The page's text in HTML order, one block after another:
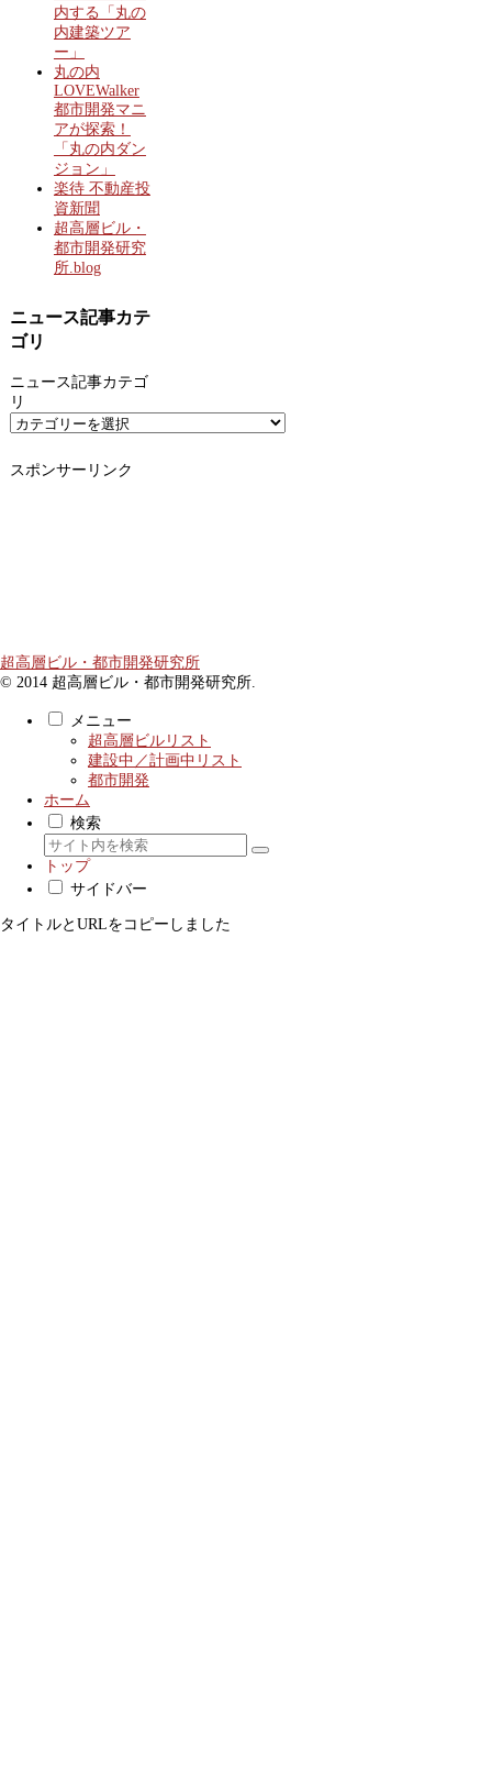
内する「丸の
内建築ツア
ー」
丸の内
LOVEWalker
都市開発マニ
アが探索！
「丸の内ダン
ジョン」
楽待 不動産投
資新聞
超高層ビル・
都市開発研究
所.blog
ニュース記事カテ
ゴリ
ニュース記事カテゴ
リ
スポンサーリンク
超高層ビル・都市開発研究所
© 2014 超高層ビル・都市開発研究所.
メニュー
超高層ビルリスト
建設中／計画中リスト
都市開発
ホーム
検索
トップ
サイドバー
タイトルとURLをコピーしました